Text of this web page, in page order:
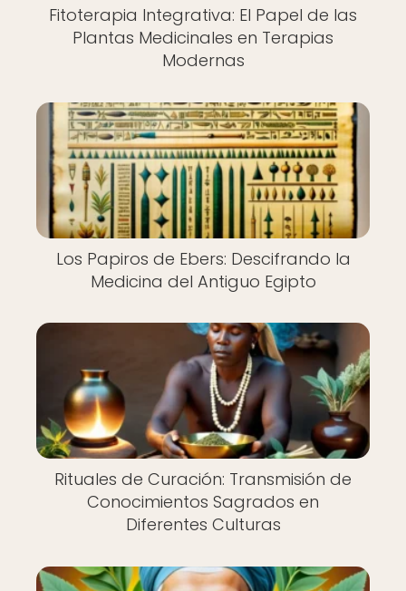
Fitoterapia Integrativa: El Papel de las
Plantas Medicinales en Terapias
Modernas
Los Papiros de Ebers: Descifrando la
Medicina del Antiguo Egipto
Rituales de Curación: Transmisión de
Conocimientos Sagrados en
Diferentes Culturas